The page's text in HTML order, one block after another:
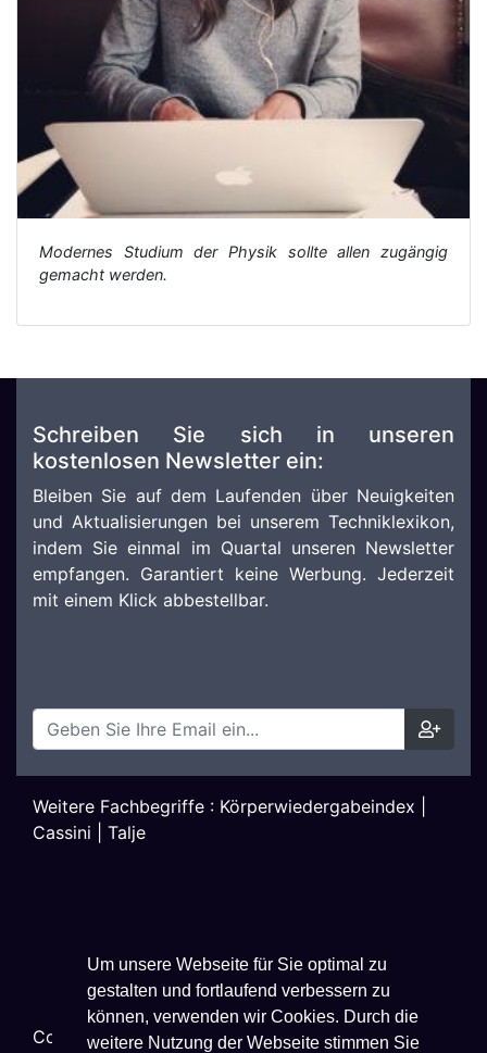
Um unsere Webseite für Sie optimal zu
gestalten und fortlaufend verbessern zu
können, verwenden wir Cookies. Durch die
weitere Nutzung der Webseite stimmen Sie
Modernes Studium der Physik sollte allen zugängig
gemacht werden.
Schreiben Sie sich in unseren
kostenlosen Newsletter ein:
Bleiben Sie auf dem Laufenden über Neuigkeiten
und Aktualisierungen bei unserem Techniklexikon,
indem Sie einmal im Quartal unseren Newsletter
empfangen. Garantiert keine Werbung. Jederzeit
mit einem Klick abbestellbar.
Weitere Fachbegriffe : Körperwiedergabeindex
Cassini
Talje
Copyright © 2026Techniklexikon.net - All Rights